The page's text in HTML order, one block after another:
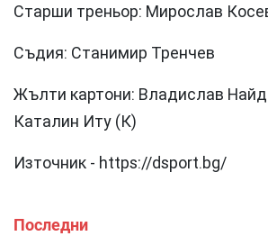
Старши треньор: Мирослав
Съдия: Станимир Тренчев
Жълти картони: Владислав
Каталин Иту (К)
Източник - https://dsport.bg/
Последни